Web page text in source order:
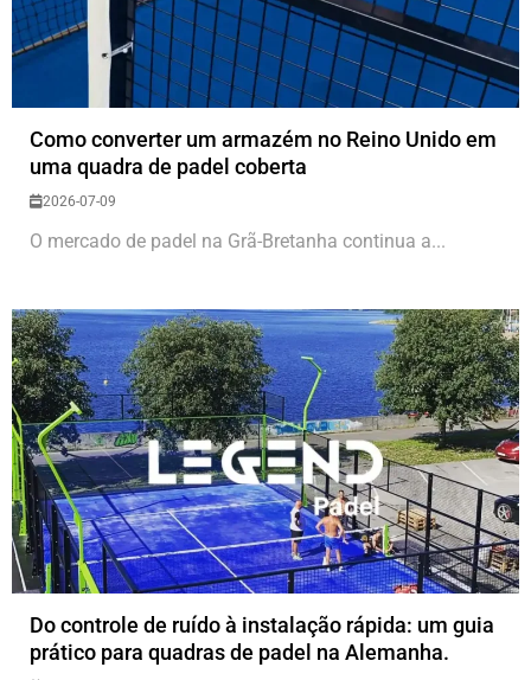
Como converter um armazém no Reino Unido em
uma quadra de padel coberta
2026-07-09
O mercado de padel na Grã-Bretanha continua a...
Do controle de ruído à instalação rápida: um guia
prático para quadras de padel na Alemanha.